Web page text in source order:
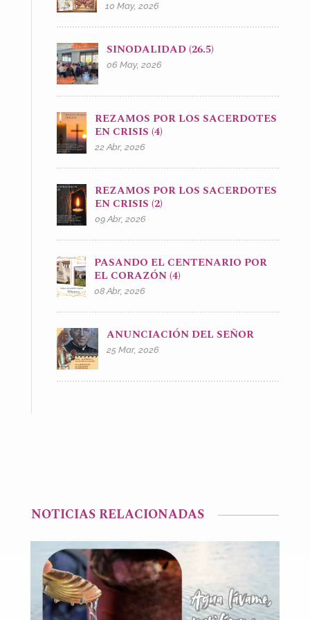
10 May, 2026
SINODALIDAD (26.5)
06 May, 2026
REZAMOS POR LOS SACERDOTES
EN CRISIS (4)
22 Abr, 2026
REZAMOS POR LOS SACERDOTES
EN CRISIS (2)
09 Abr, 2026
PASANDO EL CENTENARIO POR
EL CORAZÓN (4)
08 Abr, 2026
ANUNCIACIÓN DEL SEÑOR
25 Mar, 2026
NOTICIAS RELACIONADAS